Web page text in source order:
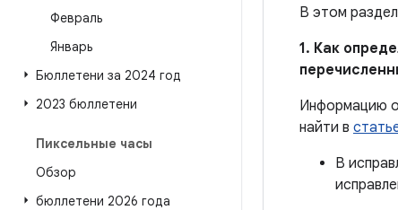
Февраль
Январь
Бюллетени за 2024 год
2023 бюллетени
Пиксельные часы
Обзор
бюллетени 2026 года
В этом
1. Как
Информацию о
найти в
В